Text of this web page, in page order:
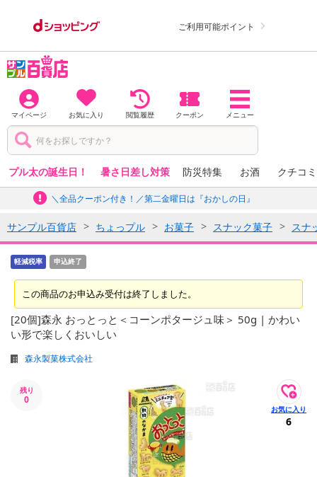
ご利用可能ポイント
マイページ お気に入り 閲覧履歴 クーポン メニュー
プル太の誕生日！ 暑さ日差し対策 防災特集 お酒 クチコ
＼全品クーポン付き！／第二金曜日は『おかしの日』
サンプル百貨店 ちょっプル お菓子 スナック菓子 スナ
軽減税率 申込終了
この商品のお申込み受付は終了しました。
[20個]森永 おっとっと＜コーンポタージュ味＞ 50g | かわい
い形で楽しくおいしい
森永製菓株式会社
残り
0
6